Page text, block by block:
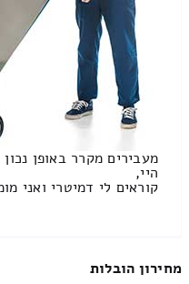
מעבירים מקרר באופן
היי,
קוראים לי דמיטרי ואני
מחירון הובלות